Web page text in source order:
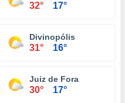
32° 17°
Divinopólis
31° 16°
Juiz de Fora
30° 17°